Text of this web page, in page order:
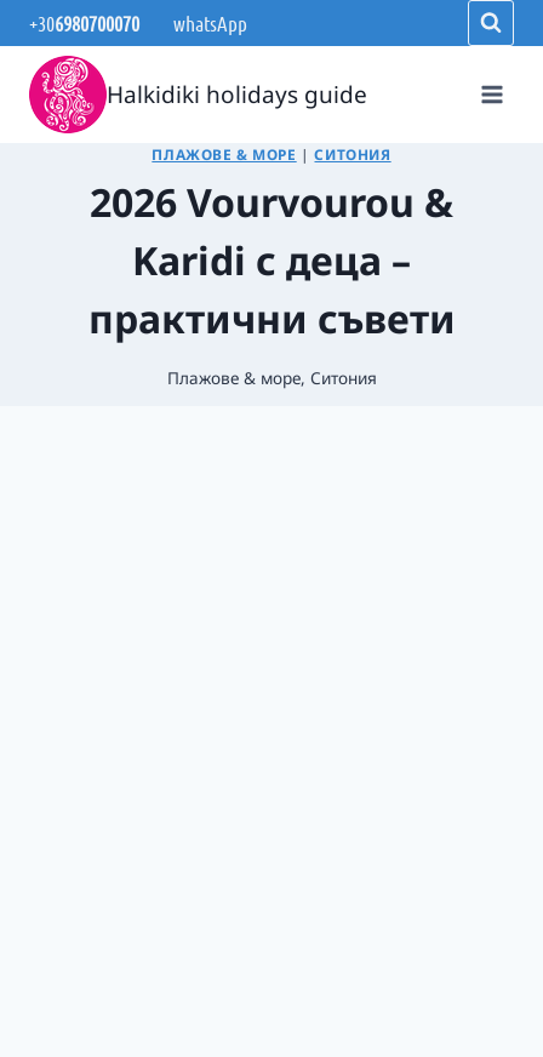
Към
съдържанието
+306980700070 whatsApp
Halkidiki holidays guide
ПЛАЖОВЕ & МОРЕ |СИТОНИЯ
2026 Vourvourou &
Karidi с деца –
практични съвети
Плажове & море, Ситония